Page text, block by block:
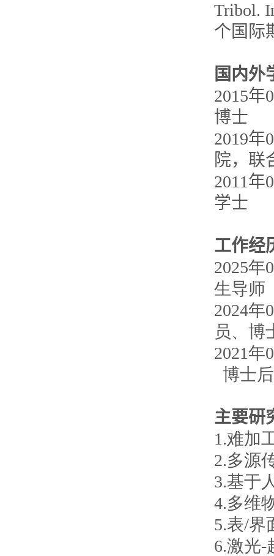
Tribol.
个国际
国内外
2015年
博士
2019年
院，联
2011年
学士
工作经
2025
生导师
2024年
员、博
2021年
博士后
主要研
1.难加
2.多源
3.基于
4.多维
5.表/界
6.激光-